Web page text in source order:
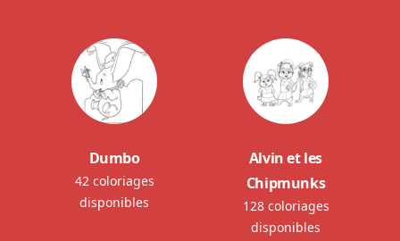
Dumbo
42 coloriages
disponibles
Alvin et les
Chipmunks
128 coloriages
disponibles